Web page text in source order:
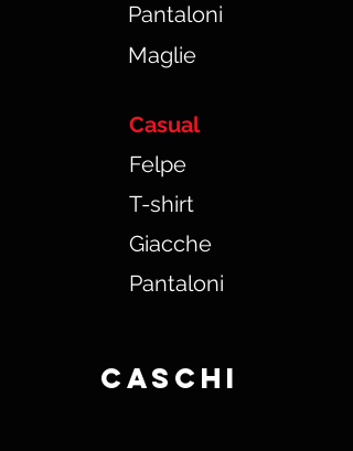
Pantaloni
Maglie
Casual
Felpe
T-shirt
Giacche
Pantaloni
Caschi